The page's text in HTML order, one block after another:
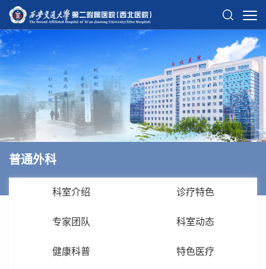
普通外科
科室介绍 诊疗特色
专家团队 科室动态
健康科普 特色医疗